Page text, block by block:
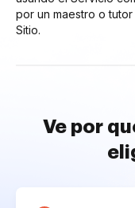
por un maestro o
Sitio.
Ve por